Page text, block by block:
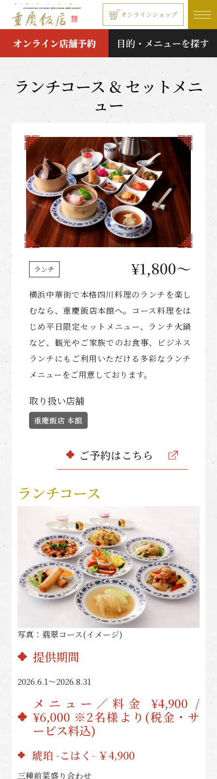
本文へ移動する オンラインショップ
オンライン店舗予約 目的・メニューを探す
ランチコース & セットメニ
ュー
ランチ ¥1,800〜
横浜中華街で本格四川料理のランチを楽し
むなら、重慶飯店本館へ。コース料理をは
じめ平日限定セットメニュー、ランチ火鍋
など、観光やご家族でのお食事、ビジネス
ランチにもご利用いただける多彩なランチ
メニューをご用意しております。
取り扱い店舗
重慶飯店 本館
ご予約はこちら
ランチコース
写真：翡翠コース(イメージ)
提供期間
2026.6.1〜2026.8.31
メニュー／料金 ¥4,900 /
¥6,000 ※2名様より(税金・サ
ービス料込)
琥珀 -こはく- ￥4,900
三種前菜盛り合わせ